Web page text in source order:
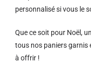
personnalisé si vous le
Que ce soit pour Noël,
tous nos paniers garnis
à offrir !